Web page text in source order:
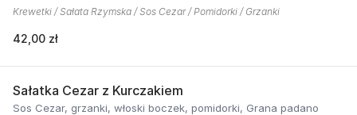
Krewetki / Sałata Rzymska / Sos Cezar / Pomidorki / Grzanki
42,00 zł
Sałatka Cezar z Kurczakiem
Sos Cezar, grzanki, włoski boczek, pomidorki, Grana padano